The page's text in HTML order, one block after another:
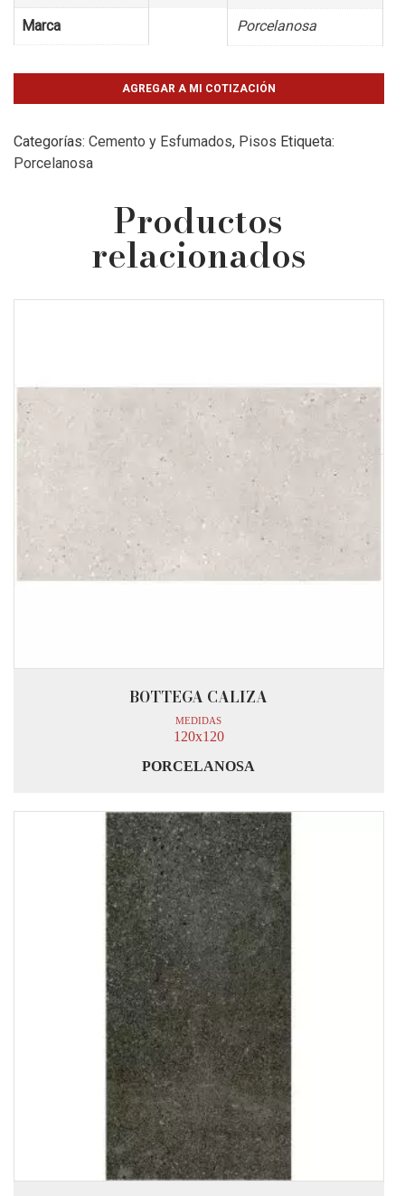
Marca Porcelanosa
AGREGAR A MI COTIZACIÓN
Categorías: Cemento y Esfumados, Pisos Etiqueta:
Porcelanosa
Productos
relacionados
BOTTEGA CALIZA
MEDIDAS
120x120
PORCELANOSA